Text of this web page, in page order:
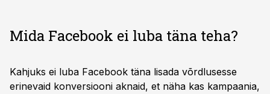
Mida Facebook ei luba täna teha?
Kahjuks ei luba Facebook täna lisada võrdlusesse
erinevaid konversiooni aknaid, et näha kas kampaania,